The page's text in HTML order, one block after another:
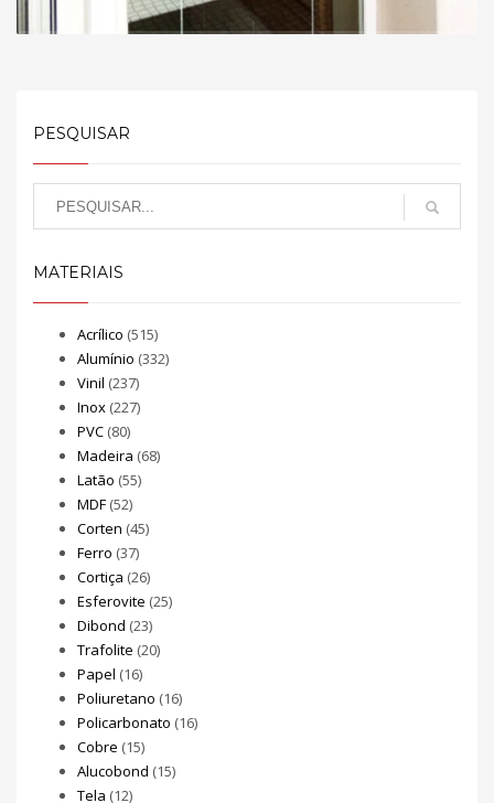
PESQUISAR
MATERIAIS
Acrílico (515)
Alumínio (332)
Vinil (237)
Inox (227)
PVC (80)
Madeira (68)
Latão (55)
MDF (52)
Corten (45)
Ferro (37)
Cortiça (26)
Esferovite (25)
Dibond (23)
Trafolite (20)
Papel (16)
Poliuretano (16)
Policarbonato (16)
Cobre (15)
Alucobond (15)
Tela (12)